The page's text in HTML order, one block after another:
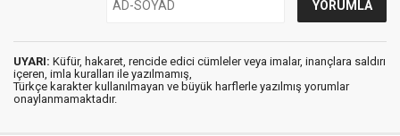
UYARI: Küfür, hakaret, rencide edici cümleler veya imalar, inançlara saldırı
içeren, imla kuralları ile yazılmamış,
Türkçe karakter kullanılmayan ve büyük harflerle yazılmış yorumlar
onaylanmamaktadır.